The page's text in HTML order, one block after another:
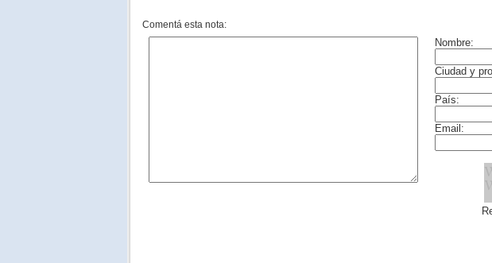
Comentá esta nota: